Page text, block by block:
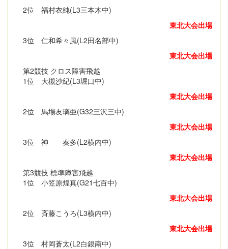
2位 福村衣純(L3三本木中)
東北大会出場
3位 仁和希々風(L2田名部中)
東北大会出場
第2競技 クロス障害飛越
1位 大槻沙紀(L3堀口中)
東北大会出場
2位 馬場友璃亜(G32三沢三中)
東北大会出場
3位 神 奏多(L2横内中)
東北大会出場
第3競技 標準障害飛越
1位 小笠原煌真(G21七百中)
東北大会出場
2位 斉藤こうろ(L3横内中)
東北大会出場
3位 村岡蒼太(L2白銀南中)